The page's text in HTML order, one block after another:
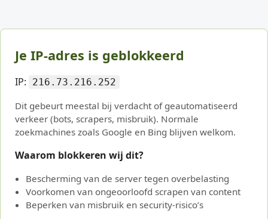
Je IP-adres is geblokkeerd
IP: 216.73.216.252
Dit gebeurt meestal bij verdacht of geautomatiseerd
verkeer (bots, scrapers, misbruik). Normale
zoekmachines zoals Google en Bing blijven welkom.
Waarom blokkeren wij dit?
Bescherming van de server tegen overbelasting
Voorkomen van ongeoorloofd scrapen van content
Beperken van misbruik en security-risico’s